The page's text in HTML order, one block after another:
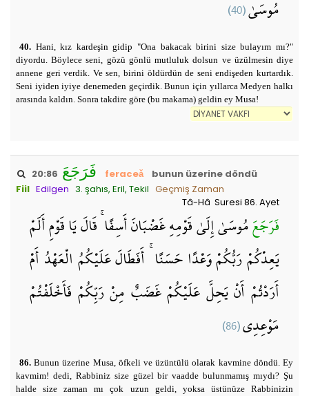
مُوسَىٰ(40)
40. Hani, kız kardeşin gidip "Ona bakacak birini size bulayım mı?"
diyordu. Böylece seni, gözü gönlü mutluluk dolsun ve üzülmesin diye
annene geri verdik. Ve sen, birini öldürdün de seni endişeden kurtardık.
Seni iyiden iyiye denemeden geçirdik. Bunun için yıllarca Medyen halkı
arasında kaldın. Sonra takdire göre (bu makama) geldin ey Musa!
20:86 فَرَجَعَ feraceǎ
bunun üzerine döndü
Fiil Edilgen 3. şahıs, Eril, Tekil Geçmiş Zaman
Tâ-Hâ Suresi 86. Ayet
فَرَجَعَمُوسَىٰ إِلَىٰ قَوْمِهِ غَضْبَانَ أَسِفًا ۚ قَالَ يَا قَوْمِ أَلَمْ
يَعِدْكُمْ رَبُّكُمْ وَعْدًا حَسَنًا ۚ أَفَطَالَ عَلَيْكُمُ الْعَهْدُ أَمْ
أَرَدْتُمْ أَنْ يَحِلَّ عَلَيْكُمْ غَضَبٌ مِنْ رَبِّكُمْ فَأَخْلَفْتُمْ
مَوْعِدِي(86)
86.Bunun üzerine Musa, öfkeli ve üzüntülü olarak kavmine döndü. Ey
kavmim! dedi, Rabbiniz size güzel bir vaadde bulunmamış mıydı? Şu
halde size zaman mı çok uzun geldi, yoksa üstünüze Rabbinizin